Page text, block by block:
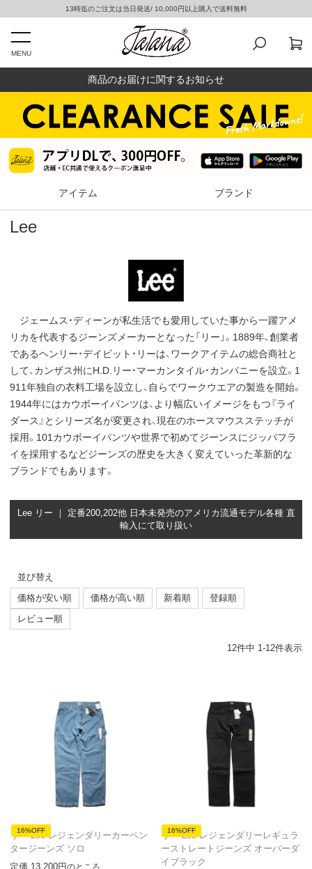
13時迄のご注文は当日発送/ 10,000円以上購入で送料無料
MENU
商品のお届けに関するお知らせ
アイテム ブランド
Lee
ジェームス・ディーンが私生活でも愛用していた事から一躍アメ
リカを代表するジーンズメーカーとなった「リー」。1889年、創業者
であるヘンリー・デイビット・リーは、ワークアイテムの総合商社と
して、カンザス州にH.D.リー・マーカンタイル・カンパニーを設立。1
911年独自の衣料工場を設立し、自らでワークウエアの製造を開始。
1944年にはカウボーイパンツは、より幅広いイメージをもつ『ライ
ダース』とシリーズ名が変更され、現在のホースマウスステッチが
採用。101カウボーイパンツや世界で初めてジーンスにジッパフラ
イを採用するなどジーンズの歴史を大きく変えていった革新的な
ブランドでもあります。
Lee リー ｜ 定番200,202他 日本未発売のアメリカ流通モデル各種 直
輸入にて取り扱い
並び替え
価格が安い順
価格が高い順 新着順
登録順
レビュー順
12件中 1-12件表示
16%OFF
リー Lee レジェンダリーカーペン
タージーンズ ソロ
定価 13,200 のところ
16%OFF
リー Lee レジェンダリーレギュラ
ーストレートジーンズ オーバーダ
イブラック